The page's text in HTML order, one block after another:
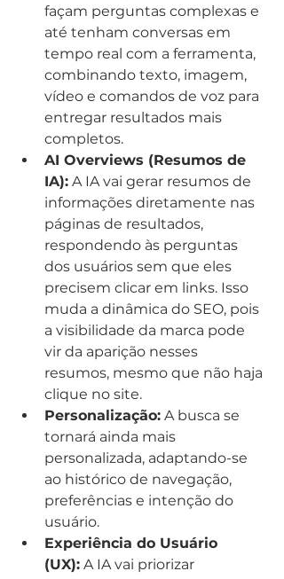
façam perguntas complexas e
até tenham conversas em
tempo real com a ferramenta,
combinando texto, imagem,
vídeo e comandos de voz para
entregar resultados mais
completos.
AI Overviews (Resumos de
IA): A IA vai gerar resumos de
informações diretamente nas
páginas de resultados,
respondendo às perguntas
dos usuários sem que eles
precisem clicar em links. Isso
muda a dinâmica do SEO, pois
a visibilidade da marca pode
vir da aparição nesses
resumos, mesmo que não haja
clique no site.
Personalização: A busca se
tornará ainda mais
personalizada, adaptando-se
ao histórico de navegação,
preferências e intenção do
usuário.
Experiência do Usuário
(UX): A IA vai priorizar